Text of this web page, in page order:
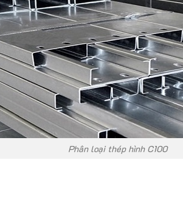
Phân loại thép hình C100